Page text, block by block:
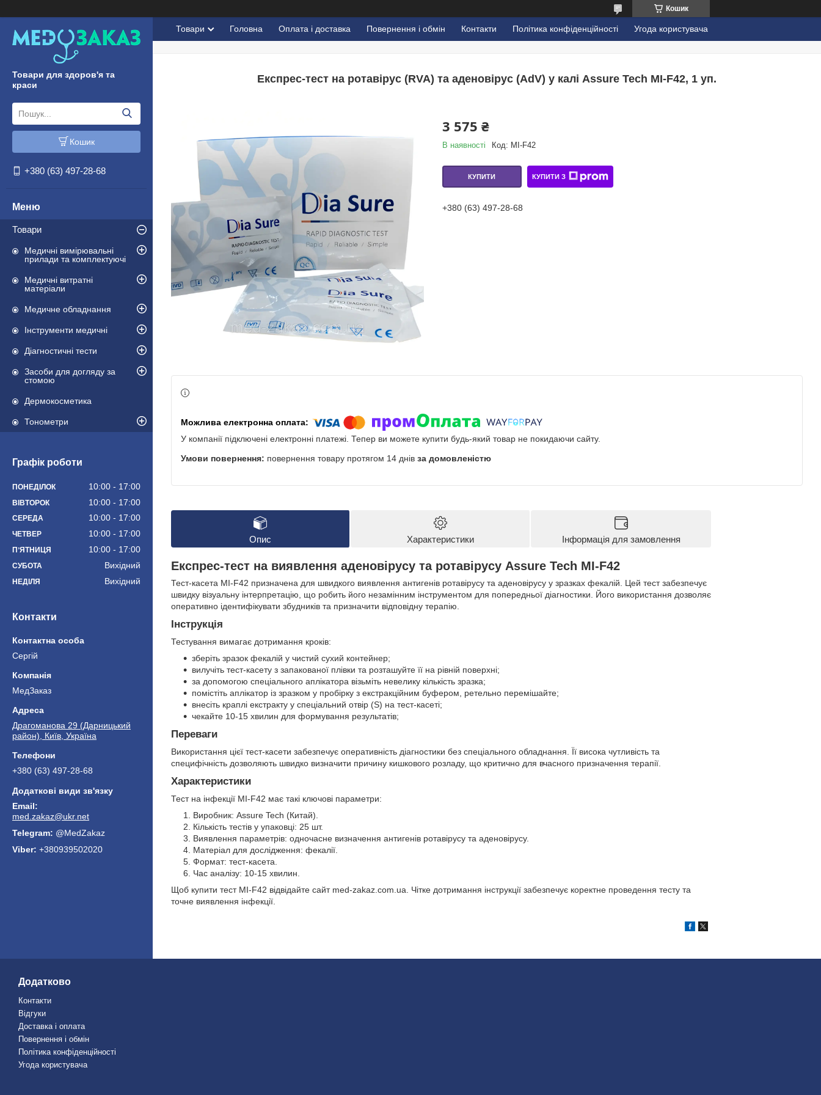
Кошик
Товари для здоров'я та
краси
Кошик
+380 (63) 497-28-68
Товари
Медичні вимірювальні
прилади та комплектуючі
Медичні витратні
матеріали
Медичне обладнання
Інструменти медичні
Діагностичні тести
Засоби для догляду за
стомою
Дермокосметика
Тонометри
Графік роботи
ПОНЕДІЛОК 10:00 17:00
ВІВТОРОК 10:00 17:00
СЕРЕДА 10:00 17:00
ЧЕТВЕР 10:00 17:00
ПʼЯТНИЦЯ 10:00 17:00
СУБОТА Вихідний
НЕДІЛЯ Вихідний
Контакти
Сергій
МедЗаказ
Драгоманова 29 (Дарницький
район), Київ, Україна
+380 (63) 497-28-68
med.zakaz@ukr.net
@MedZakaz
+380939502020
Товари Головна Оплата і доставка Повернення і обмін Контакти Політика конфіденційності Угода користувача
Експрес-тест на ротавірус (RVA) та аденовірус (AdV) у калі Assure Tech MI-F42, 1 уп.
3 575 ₴
В наявності Код: MI-F42
КУПИТИ КУПИТИ З
+380 (63) 497-28-68
У компанії підключені електронні платежі. Тепер ви можете купити будь-який товар не покидаючи сайту.
повернення товару протягом 14 днів за домовленістю
Опис Характеристики Інформація для замовлення
Експрес-тест на виявлення аденовірусу та ротавірусу Assure Tech MI-F42
Тест-касета MI-F42 призначена для швидкого виявлення антигенів ротавірусу та аденовірусу у зразках фекалій. Цей тест забезпечує
швидку візуальну інтерпретацію, що робить його незамінним інструментом для попередньої діагностики. Його використання дозволяє
оперативно ідентифікувати збудників та призначити відповідну терапію.
Інструкція
Тестування вимагає дотримання кроків:
зберіть зразок фекалій у чистий сухий контейнер;
вилучіть тест-касету з запакованої плівки та розташуйте її на рівній поверхні;
за допомогою спеціального аплікатора візьміть невелику кількість зразка;
помістіть аплікатор із зразком у пробірку з екстракційним буфером, ретельно перемішайте;
внесіть краплі екстракту у спеціальний отвір (S) на тест-касеті;
чекайте 10-15 хвилин для формування результатів;
Переваги
Використання цієї тест-касети забезпечує оперативність діагностики без спеціального обладнання. Її висока чутливість та
специфічність дозволяють швидко визначити причину кишкового розладу, що критично для вчасного призначення терапії.
Характеристики
Тест на інфекції MI-F42 має такі ключові параметри:
Виробник: Assure Tech (Китай).
Кількість тестів у упаковці: 25 шт.
Виявлення параметрів: одночасне визначення антигенів ротавірусу та аденовірусу.
Матеріал для дослідження: фекалії.
Формат: тест-касета.
Час аналізу: 10-15 хвилин.
Щоб купити тест MI-F42 відвідайте сайт med-zakaz.com.ua. Чітке дотримання інструкції забезпечує коректне проведення тесту та
точне виявлення інфекції.
Додатково
Контакти
Відгуки
Доставка і оплата
Повернення і обмін
Політика конфіденційності
Угода користувача